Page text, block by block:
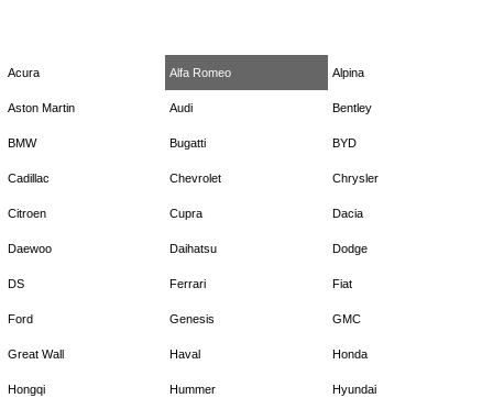
Acura Alfa Romeo Alpina
Aston Martin Audi Bentley
BMW Bugatti BYD
Cadillac Chevrolet Chrysler
Citroen Cupra Dacia
Daewoo Daihatsu Dodge
DS Ferrari Fiat
Ford Genesis GMC
Great Wall Haval Honda
Hongqi Hummer Hyundai